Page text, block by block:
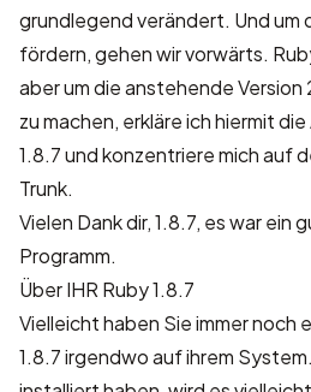
grundlegend verändert. Und um
fördern, gehen wir vorwärts.
aber um die anstehende Version
zu machen, erkläre ich hiermit
1.8.7 und konzentriere mich auf
Trunk.
Vielen Dank dir, 1.8.7, es war ein
Programm.
Über IHR Ruby 1.8.7
Vielleicht haben Sie immer noch
1.8.7 irgendwo auf ihrem